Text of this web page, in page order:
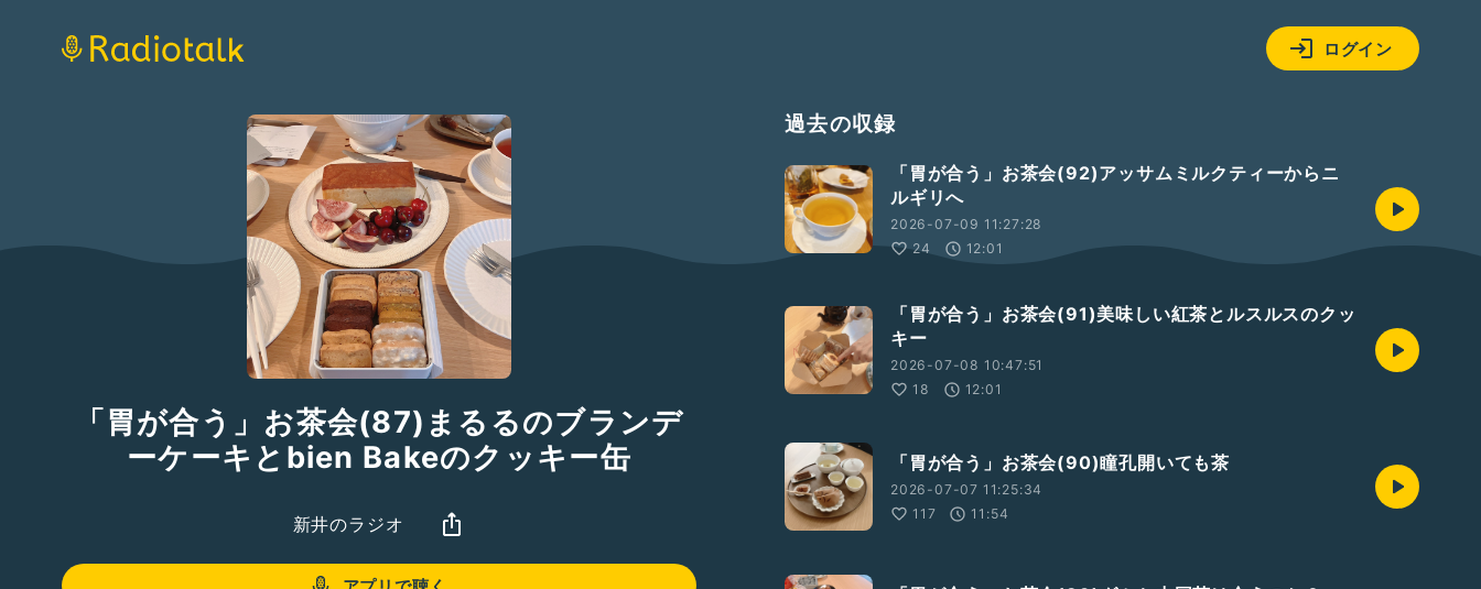
ログイン
「胃が合う」お茶会(87)まるるのブランデ
ーケーキとbien Bakeのクッキー缶
新井のラジオ
過去の収録
「胃が合う」お茶会(92)アッサムミルクティーからニ
ルギリへ
2026-07-09 11:27:28
24
12:01
「胃が合う」お茶会(91)美味しい紅茶とルスルスのクッ
キー
2026-07-08 10:47:51
18
12:01
「胃が合う」お茶会(90)瞳孔開いても茶
2026-07-07 11:25:34
117
11:54